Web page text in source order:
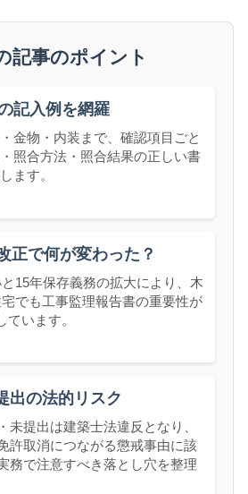
記事のポイント
記入例を網羅
金物・内装まで、確認項目ごと
照合方法・照合結果の正しい書
ます。
正で何が変わった？
15年保存義務の拡大により、木
でも工事監理報告書の重要性が
ています。
出の法的リスク
未提出は建築士法違反となり、
許取消につながる懲戒事由に該
務で注意すべき落とし穴を整理